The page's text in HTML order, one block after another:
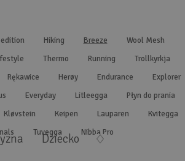
Hiking Breeze
Wool Mesh
Thermo Running
Trollkyrkja
Rękawice Herøy Endurance
Explorer
Everyday Litleegga
Płyn do prania
Kløvstein Keipen Lauparen
Kvitegga
Tuvegga Nibba Pro
Dziecko